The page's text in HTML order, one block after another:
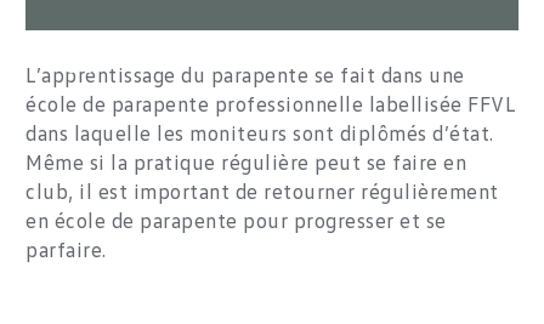
L’apprentissage du parapente se fait dans une
école de parapente professionnelle labellisée FFVL
dans laquelle les moniteurs sont diplômés d’état.
Même si la pratique régulière peut se faire en
club, il est important de retourner régulièrement
en école de parapente pour progresser et se
parfaire.